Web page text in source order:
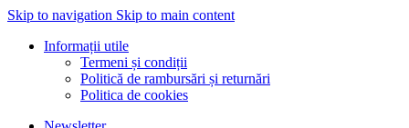
Skip to navigation Skip to main content
Informații utile
Termeni și condiții
Politică de rambursări și returnări
Politica de cookies